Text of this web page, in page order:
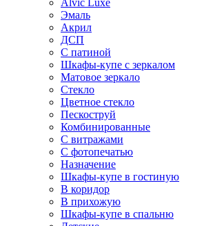
Alvic Luxe
Эмаль
Акрил
ДСП
С патиной
Шкафы-купе с зеркалом
Матовое зеркало
Стекло
Цветное стекло
Пескоструй
Комбинированные
С витражами
С фотопечатью
Назначение
Шкафы-купе в гостиную
В коридор
В прихожую
Шкафы-купе в спальню